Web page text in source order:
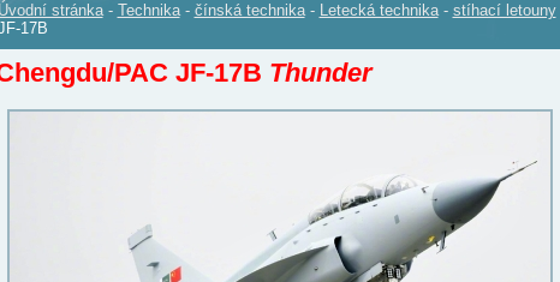
Úvodní stránka - Technika - čínská technika - Letecká technika - stíhací letouny
17B
PAC JF-17B Thunder